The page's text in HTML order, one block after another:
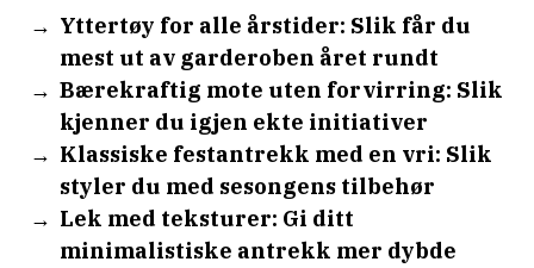
Yttertøy for alle årstider: Slik får du
mest ut av garderoben året rundt
Bærekraftig mote uten forvirring: Slik
kjenner du igjen ekte initiativer
Klassiske festantrekk med en vri: Slik
styler du med sesongens tilbehør
Lek med teksturer: Gi ditt
minimalistiske antrekk mer dybde